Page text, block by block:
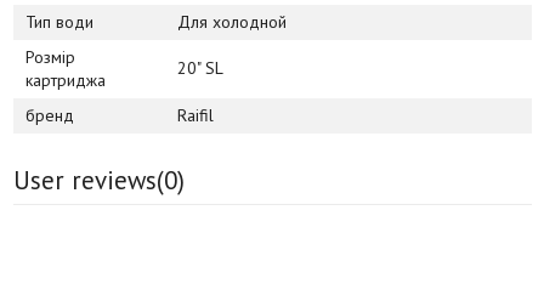
Тип води
Для холодной
Розмір
картриджа
20" SL
бренд Raifil
User reviews(0)